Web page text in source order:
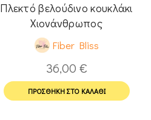
Πλεκτό βελούδινο κουκλάκι
Χιονάνθρωπος
Fiber Bliss
36,00 €
ΠΡΟΣΘΉΚΗ ΣΤΟ ΚΑΛΆΘΙ